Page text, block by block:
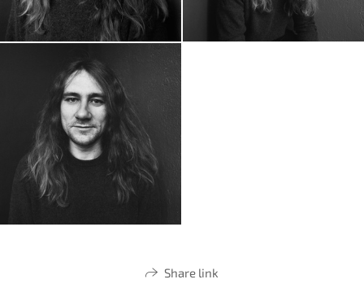
Share link